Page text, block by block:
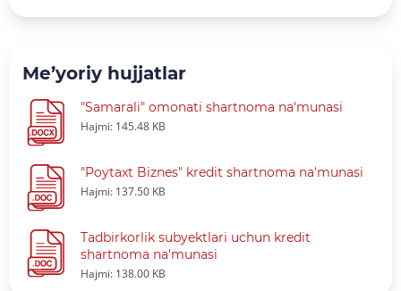
Me’yoriy hujjatlar
"Samarali" omonati shartnoma na'munasi
Hajmi: 145.48 KB
"Poytaxt Biznes" kredit shartnoma na'munasi
Hajmi: 137.50 KB
Tadbirkorlik subyektlari uchun kredit
shartnoma na'munasi
Hajmi: 138.00 KB